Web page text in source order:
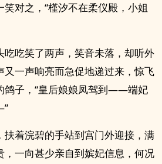
对之，“槿汐不在柔仪殿，小姐
吃吃笑了两声，笑音未落，却听外
又一声响亮而急促地递过来，惊飞
鸽子，“皇后娘娘凤驾到——端妃
扶着浣碧的手站到宫门外迎接，满
，一向甚少亲自到嫔妃信息，何况